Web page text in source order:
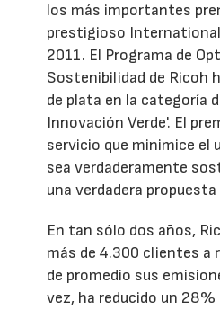
los más importantes
prestigioso International
2011. El Programa de
Sostenibilidad de Ricoh
de plata en la categoría
Innovación Verde'. El
servicio que minimice el
sea verdaderamente
una verdadera
En tan sólo dos años,
más de 4.300 clientes a
de promedio sus
vez, ha reducido un